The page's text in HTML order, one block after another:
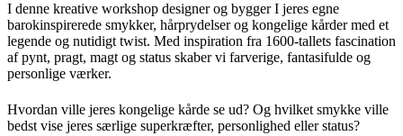
I denne kreative workshop designer og bygger I jeres egne
barokinspirerede smykker, hårprydelser og kongelige kårder med et
legende og nutidigt twist. Med inspiration fra 1600-tallets fascination
af pynt, pragt, magt og status skaber vi farverige, fantasifulde og
personlige værker.
Hvordan ville jeres kongelige kårde se ud? Og hvilket smykke ville
bedst vise jeres særlige superkræfter, personlighed eller status?